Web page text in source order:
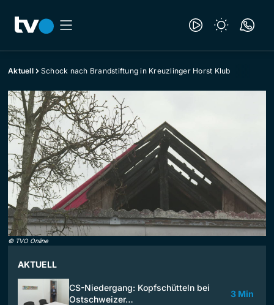
Aktuell Schock nach Brandstiftung in Kreuzlinger Horst Klub
© TVO Online
AKTUELL
CS-Niedergang: Kopfschütteln bei
Ostschweizer…
3 Min